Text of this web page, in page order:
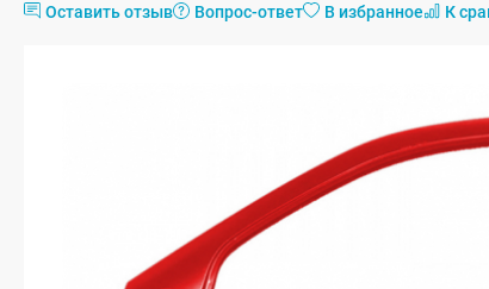
Оставить отзыв Вопрос-ответ В избранное К